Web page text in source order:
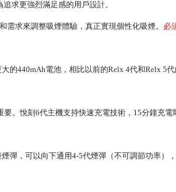
求更強烈滿足感的用戶設計。
需求來調整吸煙體驗，真正實現個性化吸煙。 必
的440mAh電池，相比以前的Relx 4代和Relx 5
。悅刻6代主機支持快速充電技術，15分鐘充
彈，可以向下通用4-5代煙彈（不可調節功率）